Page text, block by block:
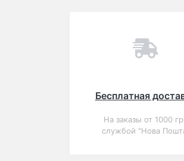
Кожаный чехол Apple